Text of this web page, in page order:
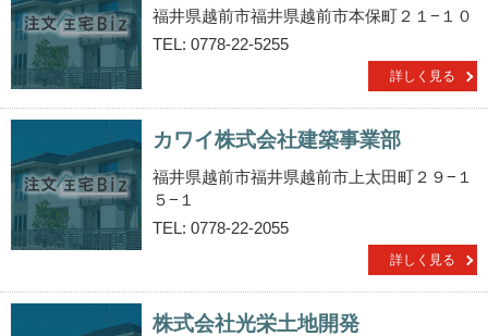
福井県越前市福井県越前市本保町２１−１０
TEL: 0778-22-5255
詳しく見る
カワイ株式会社建築事業部
福井県越前市福井県越前市上太田町２９−１
５−１
TEL: 0778-22-2055
詳しく見る
株式会社光栄土地開発